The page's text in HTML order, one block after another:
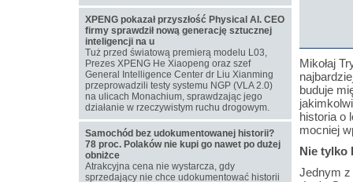
Mikołaj
buduje
historia o
mocniej
Nie tylko
Jednym z
XPENG pokazał przyszłość Physical AI. CEO
firmy sprawdził nową generację sztucznej
inteligencji na u
Tuż przed światową premierą modelu L03,
Prezes XPENG He Xiaopeng oraz szef
General Intelligence Center dr Liu Xianming
przeprowadzili testy systemu NGP (VLA 2.0)
na ulicach Monachium, sprawdzając jego
działanie w rzeczywistym ruchu drogowym.
Samochód bez udokumentowanej historii?
78 proc. Polaków nie kupi go nawet po dużej
obniżce
Atrakcyjna cena nie wystarcza, gdy
sprzedający nie chce udokumentować historii